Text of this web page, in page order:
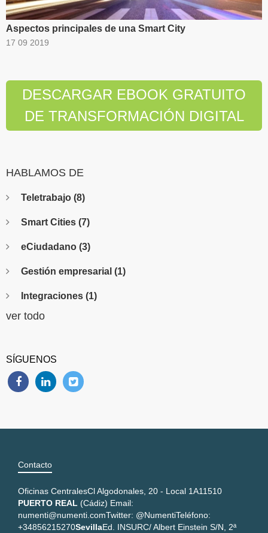
Aspectos principales de una Smart City
17 09 2019
DESCARGAR EBOOK GRATUITO
DE TRANSFORMACIÓN DIGITAL
HABLAMOS DE
Teletrabajo (8)
Smart Cities (7)
eCiudadano (3)
Gestión empresarial (1)
Integraciones (1)
ver todo
SÍGUENOS
Contacto
Oficinas CentralesCl Algodonales, 20 - Local 1A11510
PUERTO REAL (Cádiz) Email:
numenti@numenti.comTwitter: @NumentiTeléfono:
+34856215270SevillaEd. INSURC/ Albert Einstein S/N, 2ª